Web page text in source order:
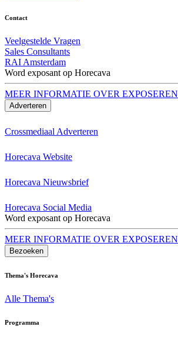
Contact
Veelgestelde Vragen
Sales Consultants
RAI Amsterdam
Word exposant op Horecava
MEER INFORMATIE OVER EXPOSEREN
Adverteren
Crossmediaal Adverteren
Horecava Website
Horecava Nieuwsbrief
Horecava Social Media
Word exposant op Horecava
MEER INFORMATIE OVER EXPOSEREN
Bezoeken
Thema's Horecava
Alle Thema's
Programma